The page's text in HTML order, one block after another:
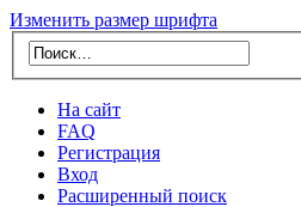
Изменить размер шрифта
На сайт
FAQ
Регистрация
Вход
Расширенный поиск